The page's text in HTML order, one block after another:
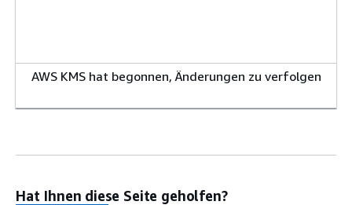
AWS KMS hat begonnen, Änderungen zu verfolgen
Hat Ihnen diese Seite geholfen?